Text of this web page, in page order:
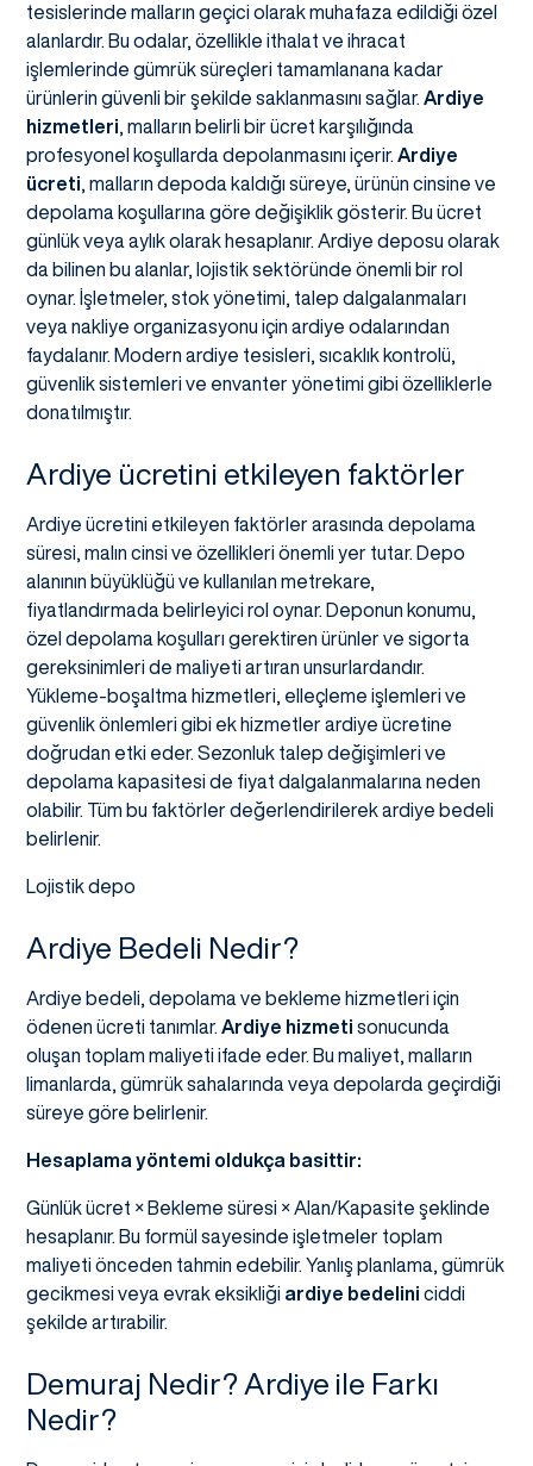
tesislerinde malların geçici olarak muhafaza edildiği özel
alanlardır. Bu odalar, özellikle ithalat ve ihracat
işlemlerinde gümrük süreçleri tamamlanana kadar
ürünlerin güvenli bir şekilde saklanmasını sağlar. Ardiye
hizmetleri , malların belirli bir ücret karşılığında
profesyonel koşullarda depolanmasını içerir. Ardiye
ücreti , malların depoda kaldığı süreye, ürünün cinsine ve
depolama koşullarına göre değişiklik gösterir. Bu ücret
günlük veya aylık olarak hesaplanır. Ardiye deposu olarak
da bilinen bu alanlar, lojistik sektöründe önemli bir rol
oynar. İşletmeler, stok yönetimi, talep dalgalanmaları
veya nakliye organizasyonu için ardiye odalarından
faydalanır. Modern ardiye tesisleri, sıcaklık kontrolü,
güvenlik sistemleri ve envanter yönetimi gibi özelliklerle
donatılmıştır.
Ardiye ücretini etkileyen faktörler
Ardiye ücretini etkileyen faktörler arasında depolama
süresi, malın cinsi ve özellikleri önemli yer tutar. Depo
alanının büyüklüğü ve kullanılan metrekare,
fiyatlandırmada belirleyici rol oynar. Deponun konumu,
özel depolama koşulları gerektiren ürünler ve sigorta
gereksinimleri de maliyeti artıran unsurlardandır.
Yükleme-boşaltma hizmetleri, elleçleme işlemleri ve
güvenlik önlemleri gibi ek hizmetler ardiye ücretine
doğrudan etki eder. Sezonluk talep değişimleri ve
depolama kapasitesi de fiyat dalgalanmalarına neden
olabilir. Tüm bu faktörler değerlendirilerek ardiye bedeli
belirlenir.
Lojistik depo
Ardiye Bedeli Nedir?
Ardiye bedeli, depolama ve bekleme hizmetleri için
ödenen ücreti tanımlar. Ardiye hizmeti sonucunda
oluşan toplam maliyeti ifade eder. Bu maliyet, malların
limanlarda, gümrük sahalarında veya depolarda geçirdiği
süreye göre belirlenir.
Hesaplama yöntemi oldukça basittir:
Günlük ücret × Bekleme süresi × Alan/Kapasite şeklinde
hesaplanır. Bu formül sayesinde işletmeler toplam
maliyeti önceden tahmin edebilir. Yanlış planlama, gümrük
gecikmesi veya evrak eksikliği ardiye bedelini ciddi
şekilde artırabilir.
Demuraj Nedir? Ardiye ile Farkı
Nedir?